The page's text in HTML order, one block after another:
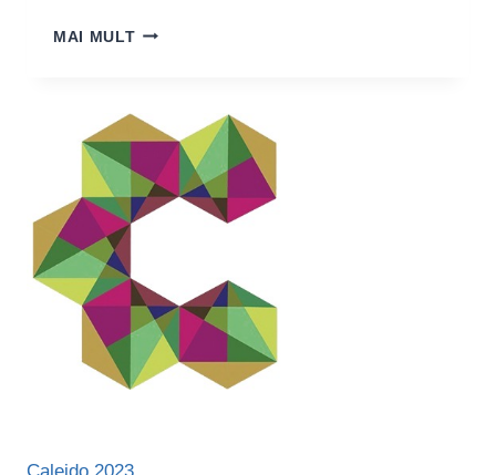
MAI MULTSOLD
IULIA
LA
TEATRUL
„TOMA
CARAGIU”